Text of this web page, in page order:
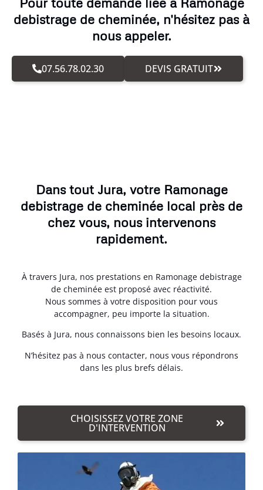
debistrage de cheminée, n'hésitez pas à
nous appeler.
07.56.78.02.30 DEVIS GRATUIT
Dans tout Jura, votre Ramonage
debistrage de cheminée local près de
chez vous, nous intervenons
rapidement.
À travers Jura, nos prestations en Ramonage debistrage
de cheminée est proposé avec réactivité.
Nous sommes à votre disposition pour vous
accompagner, peu importe la situation.
Basés à Jura, nous connaissons bien les besoins locaux.
N’hésitez pas à nous contacter, nous vous répondrons
dans les plus brefs délais.
CHOISISSEZ VOTRE ZONE
D'INTERVENTION